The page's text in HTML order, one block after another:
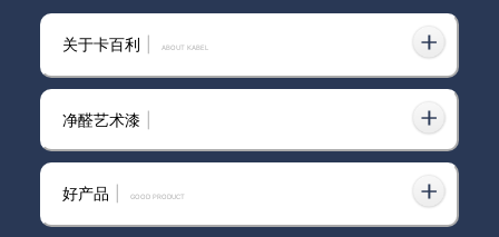
卡百利门店业绩倍增系统2.0正
卡百利·敦煌徒步｜108公里戈壁
问道，以脚步诠释“相信的力量”
关于卡百利 ABOUT KABEL
净醛艺术漆
好产品 GOOD PRODUCT